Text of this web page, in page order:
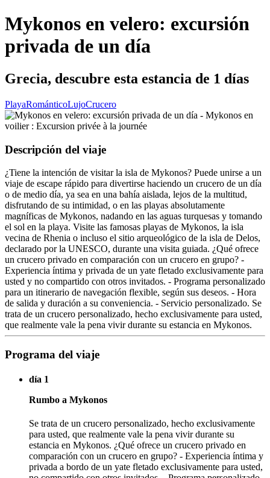
Mykonos en velero: excursión
privada de un día
Grecia, descubre esta estancia de 1 días
PlayaRománticoLujoCrucero
Descripción del viaje
¿Tiene la intención de visitar la isla de Mykonos? Puede unirse a un
viaje de escape rápido para divertirse haciendo un crucero de un día
o de medio día, ya sea en una bahía aislada, lejos de la multitud,
disfrutando de su intimidad, o en las playas absolutamente
magníficas de Mykonos, nadando en las aguas turquesas y tomando
el sol en la playa. Visite las famosas playas de Mykonos, la isla
vecina de Rhenia o incluso el sitio arqueológico de la isla de Delos,
declarado por la UNESCO, durante una visita guiada. ¿Qué ofrece
un crucero privado en comparación con un crucero en grupo? -
Experiencia íntima y privada de un yate fletado exclusivamente para
usted y no compartido con otros invitados. - Programa personalizado
para un itinerario de navegación flexible, según sus deseos. - Hora
de salida y duración a su conveniencia. - Servicio personalizado. Se
trata de un crucero personalizado, hecho exclusivamente para usted,
que realmente vale la pena vivir durante su estancia en Mykonos.
Programa del viaje
día 1
Rumbo a Mykonos
Se trata de un crucero personalizado, hecho exclusivamente
para usted, que realmente vale la pena vivir durante su
estancia en Mykonos. ¿Qué ofrece un crucero privado en
comparación con un crucero en grupo? - Experiencia íntima y
privada a bordo de un yate fletado exclusivamente para usted,